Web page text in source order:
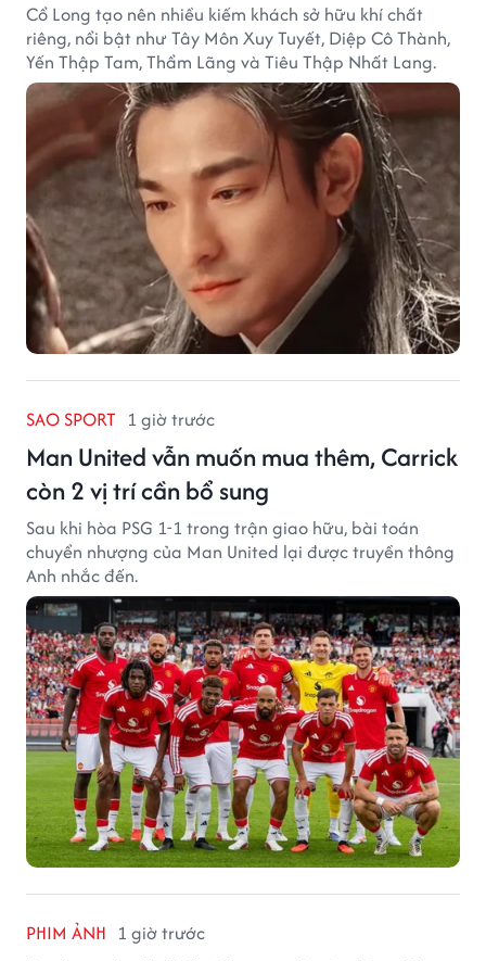
Cổ Long tạo nên nhiều kiếm khách sở hữu khí chất
riêng, nổi bật như Tây Môn Xuy Tuyết, Diệp Cô Thành,
Yến Thập Tam, Thẩm Lãng và Tiêu Thập Nhất Lang.
SAO SPORT 1 giờ trước
Man United vẫn muốn mua thêm, Carrick
còn 2 vị trí cần bổ sung
Sau khi hòa PSG 1-1 trong trận giao hữu, bài toán
chuyển nhượng của Man United lại được truyền thông
Anh nhắc đến.
PHIM ẢNH 1 giờ trước